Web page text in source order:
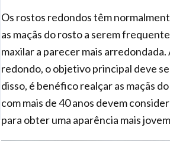
Os rostos redondos têm
as maçãs do rosto a serem
maxilar a parecer mais
redondo, o objetivo principal deve
disso, é benéfico realçar as maçãs
com mais de 40 anos devem
para obter uma aparência mais